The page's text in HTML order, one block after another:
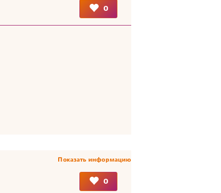
0
Показать информацию
0